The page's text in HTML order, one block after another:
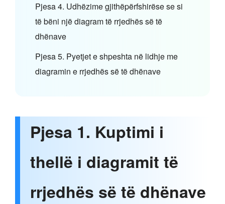
Pjesa 4. Udhëzime gjithëpërfshirëse se si
të bëni një diagram të rrjedhës së të
dhënave
Pjesa 5. Pyetjet e shpeshta në lidhje me
diagramin e rrjedhës së të dhënave
Pjesa 1. Kuptimi i
thellë i diagramit të
rrjedhës së të dhënave